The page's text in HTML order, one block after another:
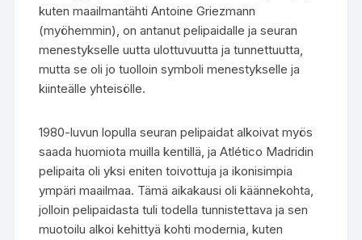
kuten maailmantähti Antoine Griezmann
(myöhemmin), on antanut pelipaidalle ja seuran
menestykselle uutta ulottuvuutta ja tunnettuutta,
mutta se oli jo tuolloin symboli menestykselle ja
kiinteälle yhteisölle.
1980-luvun lopulla seuran pelipaidat alkoivat myös
saada huomiota muilla kentillä, ja Atlético Madridin
pelipaita oli yksi eniten toivottuja ja ikonisimpia
ympäri maailmaa. Tämä aikakausi oli käännekohta,
jolloin pelipaidasta tuli todella tunnistettava ja sen
muotoilu alkoi kehittyä kohti modernia, kuten